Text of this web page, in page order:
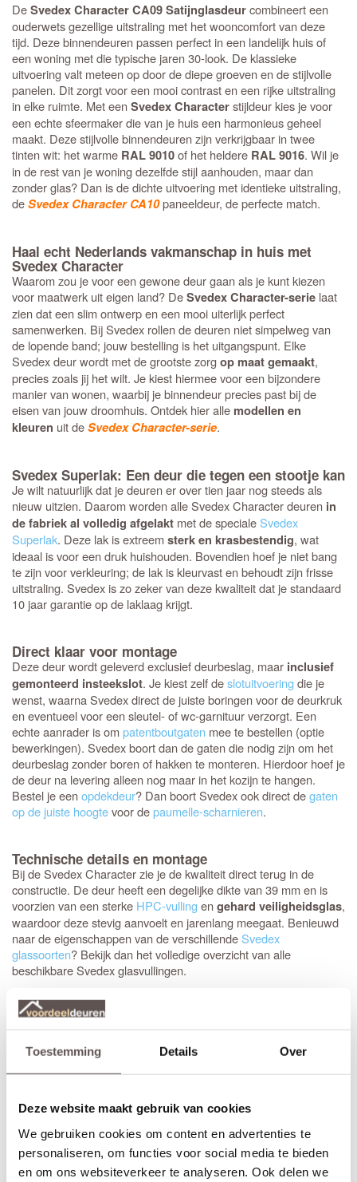
Toestemming Details Over
Deze website maakt gebruik van cookies
We gebruiken cookies om content en advertenties te
personaliseren, om functies voor social media te bieden
en om ons websiteverkeer te analyseren. Ook delen we
DeSvedex Character CA09 Satijnglasdeurcombineert een
ouderwets gezellige uitstraling met het wooncomfort van deze
tijd. Deze binnendeuren passen perfect in een landelijk huis of
een woning met die typische jaren 30-look. De klassieke
uitvoering valt meteen op door de diepe groeven en de stijlvolle
panelen. Dit zorgt voor een mooi contrast en een rijke uitstraling
in elke ruimte. Met eenSvedex Characterstijldeur kies je voor
een echte sfeermaker die van je huis een harmonieus geheel
maakt. Deze stijlvolle binnendeuren zijn verkrijgbaar in twee
tinten wit: het warme RAL 9010of het heldere RAL 9016. Wil je
in de rest van je woning dezelfde stijl aanhouden, maar dan
zonder glas? Dan is de dichte uitvoering met identieke uitstraling,
deSvedex Character CA10paneeldeur, de perfecte match.
Haal echt Nederlands vakmanschap in huis met
Svedex Character
Waarom zou je voor een gewone deur gaan als je kunt kiezen
voor maatwerk uit eigen land? DeSvedex Character-serie laat
zien dat een slim ontwerp en een mooi uiterlijk perfect
samenwerken. Bij Svedex rollen de deuren niet simpelweg van
de lopende band; jouw bestelling is het uitgangspunt. Elke
Svedex deur wordt met de grootste zorgop maat gemaakt,
precies zoals jij het wilt. Je kiest hiermee voor een bijzondere
manier van wonen, waarbij je binnendeur precies past bij de
eisen van jouw droomhuis. Ontdek hier alle modellen en
kleuren uit deSvedex Character-serie.
Svedex Superlak: Een deur die tegen een stootje kan
Je wilt natuurlijk dat je deuren er over tien jaar nog steeds als
nieuw uitzien. Daarom worden alle Svedex Character deuren in
de fabriek al volledig afgelakt met de specialeSvedex
Superlak. Deze lak is extreemsterk en krasbestendig, wat
ideaal is voor een druk huishouden. Bovendien hoef je niet bang
te zijn voor verkleuring; de lak is kleurvast en behoudt zijn frisse
uitstraling. Svedex is zo zeker van deze kwaliteit dat je standaard
10 jaar garantie op de laklaag krijgt.
Direct klaar voor montage
Deze deur wordt geleverd exclusief deurbeslag, maar inclusief
gemonteerd insteekslot. Je kiest zelf deslotuitvoeringdie je
wenst, waarna Svedex direct de juiste boringen voor de deurkruk
en eventueel voor een sleutel- of wc-garnituur verzorgt. Een
echte aanrader is ompatentboutgaten mee te bestellen (optie
bewerkingen). Svedex boort dan de gaten die nodig zijn om het
deurbeslag zonder boren of hakken te monteren. Hierdoor hoef je
de deur na levering alleen nog maar in het kozijn te hangen.
Bestel je eenopdekdeur? Dan boort Svedex ook direct degaten
op de juiste hoogtevoor depaumelle-scharnieren.
Technische details en montage
Bij de Svedex Character zie je de kwaliteit direct terug in de
constructie. De deur heeft een degelijke dikte van 39 mm en is
voorzien van een sterke HPC-vullingengehard veiligheidsglas,
waardoor deze stevig aanvoelt en jarenlang meegaat. Benieuwd
naar de eigenschappen van de verschillendeSvedex
glassoorten? Bekijk dan het volledige overzicht van alle
beschikbare Svedex glasvullingen.
De klassieke uitstraling wordt versterkt door de brede zijstijlen en
bovendorpel van 124 mm en de extra hoge onderdorpel van 144
mm. Het opvallende klassieke profiel van 25 mm hoog geeft de
deur echt body, waarbij de vlakke rand rondom het paneel (35-42
Elk modelSvedex-deuris leverbaar in zowel een stompe als
opdekuitvoering, in elke denkbare standaardmaat of afwijkende
afmeting. Het is voor beide uitvoeringen van belang dat je de
juiste draairichting doorgeeft tijdens het bestellen. Doordat